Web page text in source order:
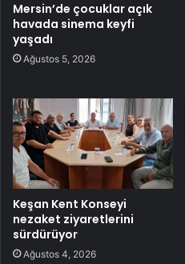
Mersin’de çocuklar açık
havada sinema keyfi
yaşadı
Ağustos 5, 2026
Keşan Kent Konseyi
nezaket ziyaretlerini
sürdürüyor
Ağustos 4, 2026